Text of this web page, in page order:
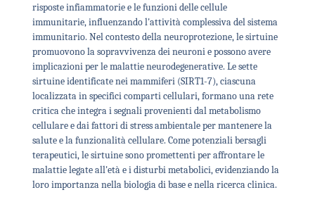
risposte infiammatorie e le funzioni delle cellule
immunitarie, influenzando l'attività complessiva del sistema
immunitario. Nel contesto della neuroprotezione, le sirtuine
promuovono la sopravvivenza dei neuroni e possono avere
implicazioni per le malattie neurodegenerative. Le sette
sirtuine identificate nei mammiferi (SIRT1-7), ciascuna
localizzata in specifici comparti cellulari, formano una rete
critica che integra i segnali provenienti dal metabolismo
cellulare e dai fattori di stress ambientale per mantenere la
salute e la funzionalità cellulare. Come potenziali bersagli
terapeutici, le sirtuine sono promettenti per affrontare le
malattie legate all'età e i disturbi metabolici, evidenziando la
loro importanza nella biologia di base e nella ricerca clinica.